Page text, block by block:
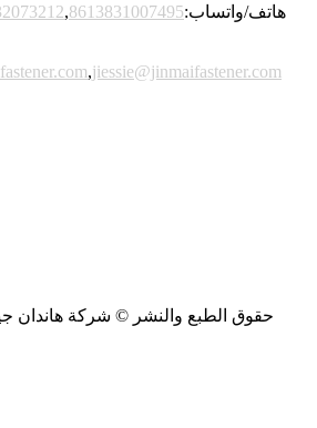
هاتف/واتساب: ,8613831007495
,jiessie@jinmaifastener.com
حقوق الطبع والنشر © شركة هاندان